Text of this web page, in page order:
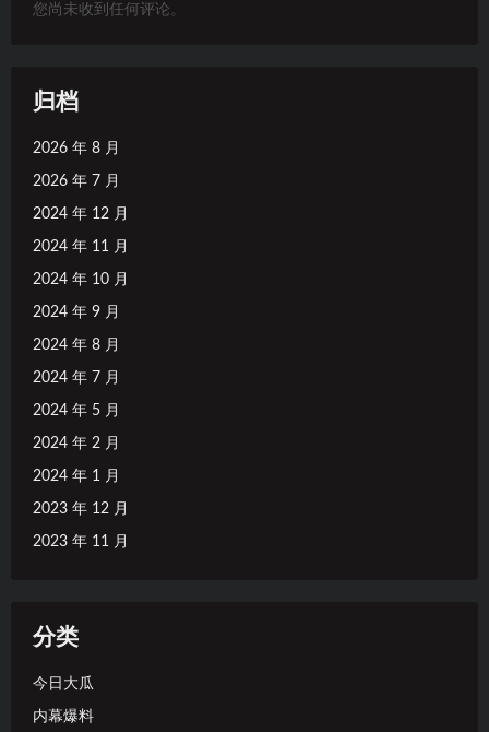
您尚未收到任何评论。
归档
2026 年 8 月
2026 年 7 月
2024 年 12 月
2024 年 11 月
2024 年 10 月
2024 年 9 月
2024 年 8 月
2024 年 7 月
2024 年 5 月
2024 年 2 月
2024 年 1 月
2023 年 12 月
2023 年 11 月
分类
今日大瓜
内幕爆料